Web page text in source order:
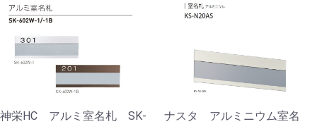
神栄HC アルミ室名札 SK-
ナスタ アルミニウム室名